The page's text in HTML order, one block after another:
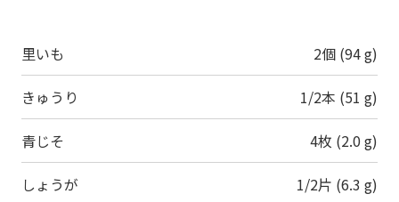
里いも 2個 (94 g)
きゅうり 1/2本 (51 g)
青じそ 4枚 (2.0 g)
しょうが 1/2片 (6.3 g)